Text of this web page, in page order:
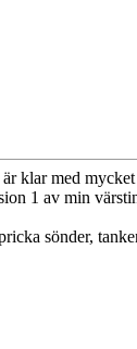
klar med
1 av min
sönder,